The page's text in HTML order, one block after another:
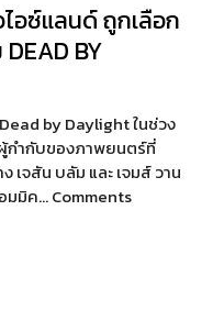
อซ์แลนด์ ถูกเลือก
BY
by Daylight ในช่วง
กำกับของภาพยนตร์ที่
เจสัน บลัม และ เจมส์ วาน
มมิค… Comments